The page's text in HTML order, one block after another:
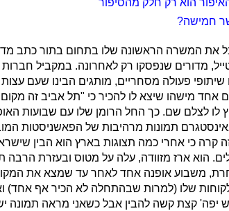
חמישה?
את המשרה הראשונה שלו בתחום בתור כתב
מדורים שנפסקו רק לאחרונה. במקביל חברות
להציע לו שיתופי פעולה מסחריים, מותגים הבינו שעם
אחד מישהו שיצא לו להכיר כי "תל אביב זה
לו לצלם שם. כך החל הרומן שלו עם שבועות
300 אלף עוקביו באינסטגרם תמונות מרהיבות של הפאשניסטות
קרה כי אחרי כמה תצוגות בארץ הוא הבין
הוא ארז מזוודה, עלה על מטוס ובעזרת הרבה
משבוע אופנה אחד לאחר עד שמצא את
שלו (למרות שבהתחלה לא הכיר אף אחד)
יפה' קצת קשה להבין אבל כשאני מראה תמונה